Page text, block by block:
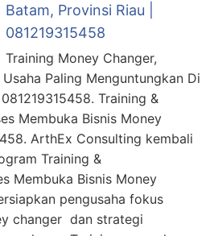
Batam, Provinsi Riau |
081219315458
Training Money Changer,
Paling Menguntungkan Di
Training &
Membuka Bisnis Money
ArthEx Consulting kembali
Training &
Membuka Bisnis Money
pengusaha fokus
changer dan strategi